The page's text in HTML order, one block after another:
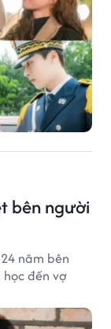
bên người
năm bên
đến vợ